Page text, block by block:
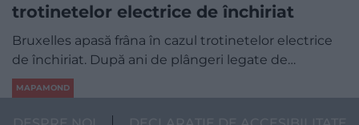
trotinetelor electrice de închiriat
Bruxelles apasă frâna în cazul trotinetelor electrice
de închiriat. După ani de plângeri legate de…
MAPAMOND